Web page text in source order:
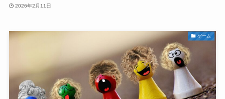
2026年2月11日
ゲーム